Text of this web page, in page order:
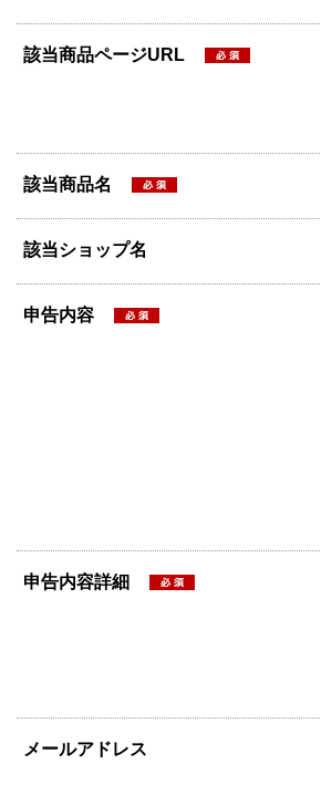
該当商品ページURL
該当商品名
該当ショップ名
申告内容
申告内容詳細
メールアドレス